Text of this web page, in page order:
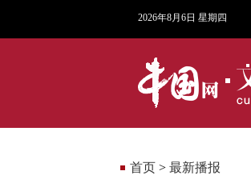
2026年8月6日 星期四
首页 > 最新播报